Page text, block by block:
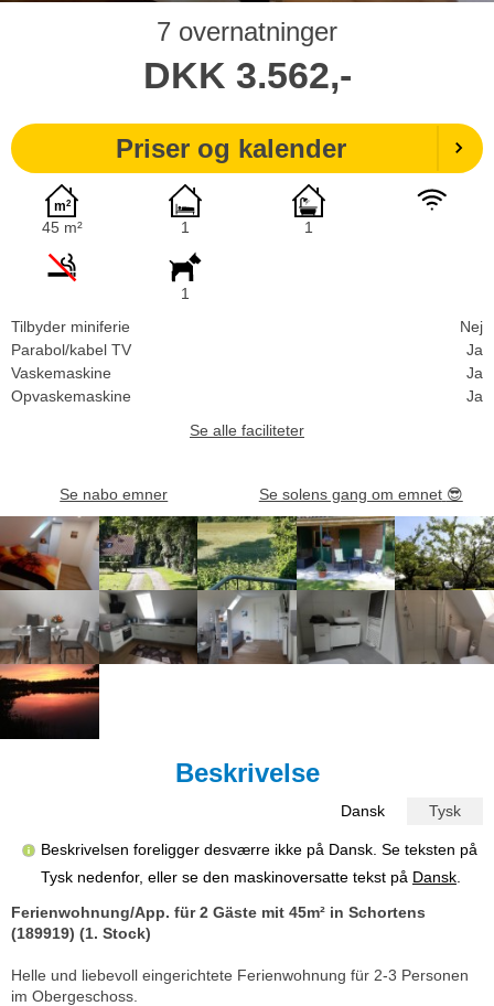
7 overnatninger
DKK 3.562,-
Priser og kalender
45 m² 1 1
1
Tilbyder miniferie
Nej
Parabol/kabel TV
Ja
Vaskemaskine
Ja
Opvaskemaskine
Ja
Se alle faciliteter
Se nabo emner Se solens gang om emnet 😎
Beskrivelse
Dansk Tysk
Beskrivelsen foreligger desværre ikke på Dansk. Se teksten på
Tysk nedenfor, eller se den maskinoversatte tekst på Dansk
Ferienwohnung/App. für 2 Gäste mit 45m² in Schortens
(189919) (1. Stock)
Helle und liebevoll eingerichtete Ferienwohnung für 2-3 Personen
im Obergeschoss.